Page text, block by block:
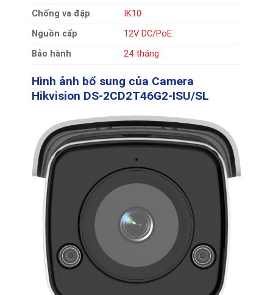
Chống va đập
IK10
Nguồn cấp
12V DC/PoE
Bảo hành
24 tháng
Hình ảnh bổ sung của Camera
Hikvision DS-2CD2T46G2-ISU/SL